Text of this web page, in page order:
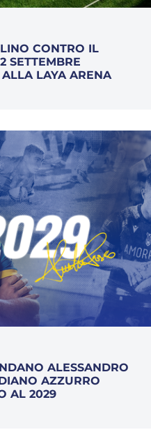
CONTRO IL
SETTEMBRE
LAYA ARENA
ALESSANDRO
AZZURRO
AL 2029